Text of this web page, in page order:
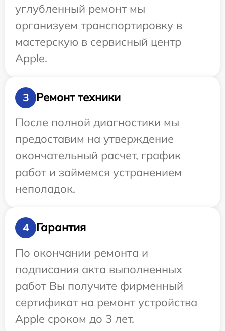
углубленный ремонт мы
организуем транспортировку в
мастерскую в сервисный центр
Apple.
3
Ремонт техники
После полной диагностики мы
предоставим на утверждение
окончательный расчет, график
работ и займемся устранением
неполадок.
4
Гарантия
По окончании ремонта и
подписания акта выполненных
работ Вы получите фирменный
сертификат на ремонт устройства
Apple сроком до 3 лет.